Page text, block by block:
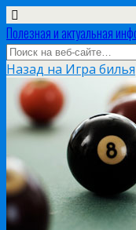
Полезная и актуальная
Назад на Игра